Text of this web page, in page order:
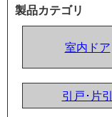
製品カテゴリ
室内ドア
引戸･片引